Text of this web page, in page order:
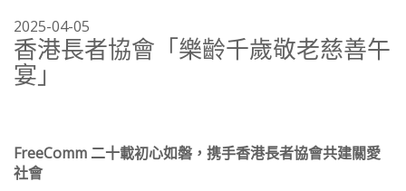
2025-04-05
香港長者協會「樂齡千歲敬老慈善午
宴」
FreeComm 二十載初心如磐，携手香港長者協會共建關愛
社會